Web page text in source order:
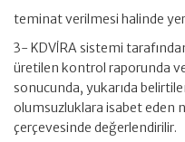
teminat verilmesi halinde
3- KDVİRA sistemi
üretilen kontrol raporunda
sonucunda, yukarıda
olumsuzluklara isabet eden
çerçevesinde değerlendirilir.